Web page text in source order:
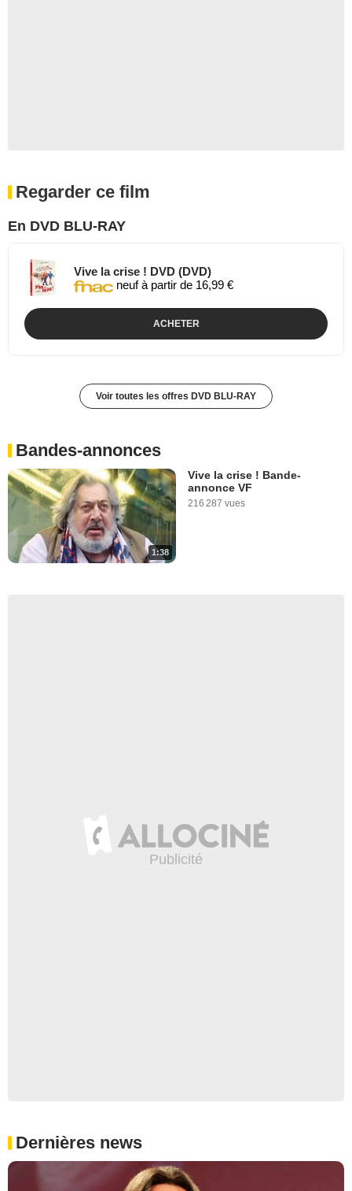
Regarder ce film
En DVD BLU-RAY
Vive la crise ! DVD (DVD)
neuf à partir de 16,99 €
ACHETER
Voir toutes les offres DVD BLU-RAY
Bandes-annonces
1:38
Vive la crise ! Bande-
annonce VF
216 287 vues
Dernières news